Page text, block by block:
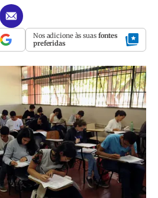
Nos adicione às suas fontes
preferidas